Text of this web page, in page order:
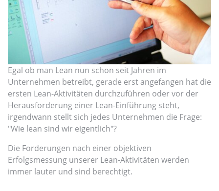
Egal ob man Lean nun schon seit Jahren im
Unternehmen betreibt, gerade erst angefangen hat die
ersten Lean-Aktivitäten durchzuführen oder vor der
Herausforderung einer Lean-Einführung steht,
irgendwann stellt sich jedes Unternehmen die Frage:
"Wie lean sind wir eigentlich"?
Die Forderungen nach einer objektiven
Erfolgsmessung unserer Lean-Aktivitäten werden
immer lauter und sind berechtigt.